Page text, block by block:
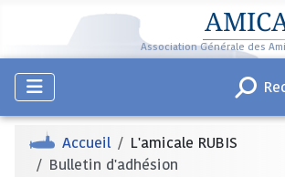
Association Générale des
Accueil
L'amicale RUBIS
Bulletin d'adhésion